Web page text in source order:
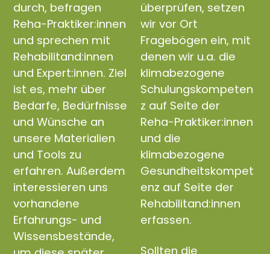
durch, befragen
Reha-Praktiker:innen
und sprechen mit
Rehabilitand:innen
und Expert:innen. Ziel
ist es, mehr über
Bedarfe, Bedürfnisse
und Wünsche an
unsere Materialien
und Tools zu
erfahren. Außerdem
interessieren uns
vorhandene
Erfahrungs- und
Wissensbestände,
überprüfen, setzen
wir vor Ort
Fragebögen ein, mit
denen wir u.a. die
klimabezogene
Schulungskompeten
z auf Seite der
Reha-Praktiker:innen
und die
klimabezogene
Gesundheitskompet
enz auf Seite der
Rehabilitand:innen
erfassen.
Sollten die